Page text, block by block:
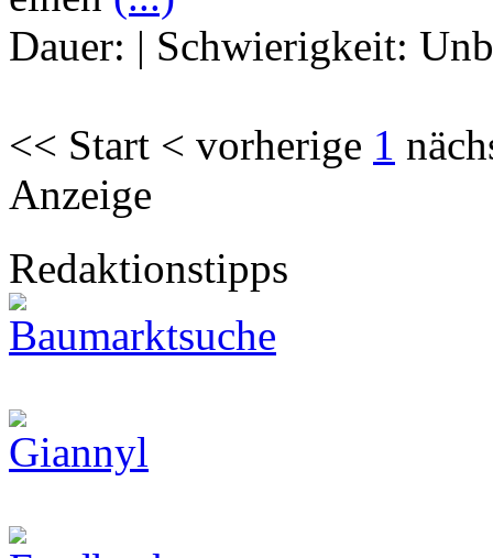
Dauer: | Schwierigkeit:
<< Start < vorherige 1
Anzeige
Redaktionstipps